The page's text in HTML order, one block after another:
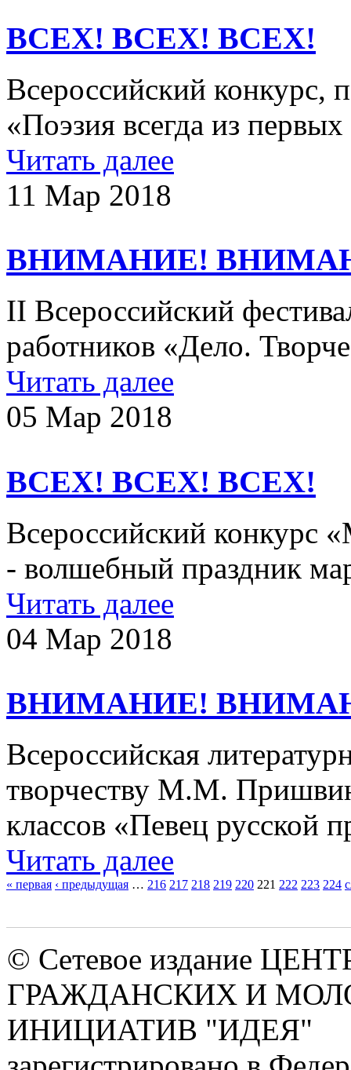
ВСЕХ! ВСЕХ! ВСЕХ!
Всероссийский
«Поэзия всегда из
Читать далее
11 Мар 2018
ВНИМАНИЕ!
II Всероссийский
работников «Дело.
Читать далее
05 Мар 2018
ВСЕХ! ВСЕХ! ВСЕХ!
Всероссийский конкурс
- волшебный праздник
Читать далее
04 Мар 2018
ВНИМАНИЕ!
Всероссийская
творчеству М.М.
классов «Певец русской
Читать далее
« первая ‹ предыдущая … 216 217 218 219 220 221 222 223 224
© Сетевое издание
ГРАЖДАНСКИХ И
ИНИЦИАТИВ "ИДЕЯ"